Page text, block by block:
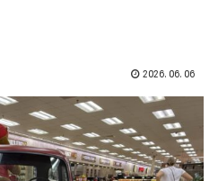
2026.06.06